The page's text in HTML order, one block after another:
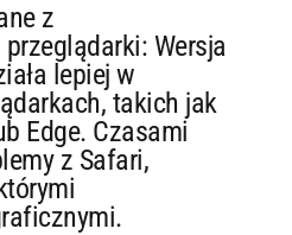
z
Wersja
lepiej w
takich jak
Edge. Czasami
z Safari,